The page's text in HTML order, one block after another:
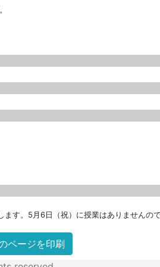
す。5月6日（祝）に授業はありませんので